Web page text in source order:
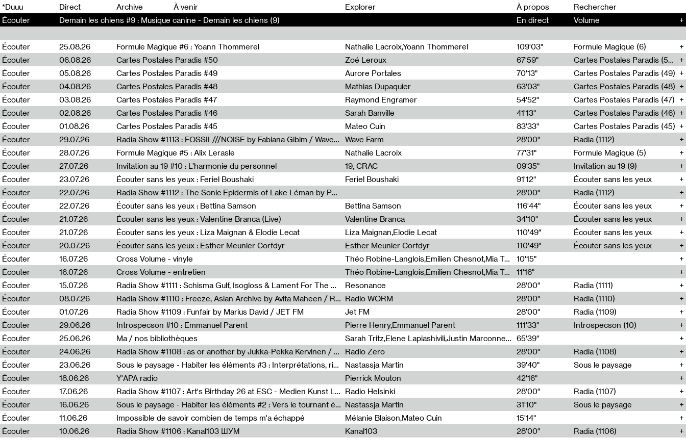
*Duuu Direct Archive À venir Explorer
À propos
Écouter
Demain les chiens #9 : Musique canine - Demain les chiens (9) En direct Volume +
Écouter 25.08.26 Formule Magique #6 : Yoann Thommerel Nathalie Lacroix,Yoann Thommerel 109'03"
Formule Magique (6)
Écouter
06.08.26 Cartes Postales Paradis #50 Zoé Leroux 67'59"
Cartes Postales Paradis (50)
Écouter
05.08.26 Cartes Postales Paradis #49 Aurore Portales 70'13"
Cartes Postales Paradis (49)
Écouter
04.08.26 Cartes Postales Paradis #48 Mathias Dupaquier 63'03"
Cartes Postales Paradis (48)
Écouter
03.08.26 Cartes Postales Paradis #47 Raymond Engramer 54'52"
Cartes Postales Paradis (47)
Écouter
02.08.26 Cartes Postales Paradis #46 Sarah Banville 41'13"
Cartes Postales Paradis (46)
Écouter
01.08.26 Cartes Postales Paradis #45 Mateo Cuin 83'33"
Cartes Postales Paradis (45)
Écouter
29.07.26 Radia Show #1113 : FOSSIL///NOISE by Fabiana Gibim / Wave Farm Wave Farm 28'00"
Radia (1112)
Écouter
28.07.26 Formule Magique #5 : Alix Lerasle Nathalie Lacroix 77'31"
Formule Magique (5)
Écouter
27.07.26 Invitation au 19 #10 : L’harmonie du personnel 19, CRAC 09'35"
Invitation au 19 (9)
Écouter
23.07.26 Écouter sans les yeux : Feriel Boushaki Feriel Boushaki 91'12"
Écouter sans les yeux
Écouter
22.07.26 Radia Show #1112 : The Sonic Epidermis of Lake Léman by Paul Courlet / Guest Slot 28'00"
Radia (1112)
Écouter
22.07.26 Écouter sans les yeux : Bettina Samson Bettina Samson 116'44"
Écouter sans les yeux
Écouter
21.07.26 Écouter sans les yeux : Valentine Branca (Live) Valentine Branca 34'10"
Écouter sans les yeux
Écouter
21.07.26 Écouter sans les yeux : Liza Maignan & Elodie Lecat Liza Maignan,Elodie Lecat 110'49"
Écouter sans les yeux
Écouter
20.07.26 Écouter sans les yeux : Esther Meunier Corfdyr Esther Meunier Corfdyr 110'49"
Écouter sans les yeux
Écouter
16.07.26 Cross Volume - vinyle Théo Robine-Langlois,Emilien Chesnot,Mia Trabalon
10'15"
Écouter
16.07.26 Cross Volume - entretien Théo Robine-Langlois,Emilien Chesnot,Mia Trabalon
11'16"
Écouter
15.07.26 Radia Show #1111 : Schisma Gulf, Isogloss & Lament For The Old Clock By Harvey Young / Resonance Resonance 28'00"
Radia (1111)
Écouter
08.07.26 Radia Show #1110 : Freeze, Asian Archive by Avita Maheen / Radio Worm Radio WORM 28'00"
Radia (1110)
Écouter
01.07.26 Radia Show #1109 : Funfair by Marius David / JET FM Jet FM 28'00"
Radia (1109)
Écouter
29.06.26 Introspecson #10 : Emmanuel Parent Pierre Henry,Emmanuel Parent 111'33"
Introspecson (10)
Écouter
25.06.26 Ma / nos bibliothèques Sarah Tritz,Elene Lapiashivili,Justin Marconnet,Mateo Cuche,Esther Lechevalier,Suzie Lecroart,Romance Castelet
65'39"
Écouter
24.06.26 Radia Show #1108 : as or another by Jukka-Pekka Kervinen / Rádio Zero Radio Zero 28'00"
Radia (1108)
Écouter
23.06.26 Sous le paysage - Habiter les éléments #3 : Interprétations, rituels et symboliques des éléments Nastassja Martin 39'40"
Sous le paysage
Écouter
18.06.26 Y'APA radio Pierrick Mouton
42'16"
Écouter
17.06.26 Radia Show #1107 : Art's Birthday 26 at ESC - Medien Kunst Labor Radio Helsinki 28'00"
Radia (1107)
Écouter
16.06.26 Sous le paysage - Habiter les éléments #2 : Vers le tournant élémentaire Nastassja Martin 31'10"
Sous le paysage
Écouter
11.06.26 Impossible de savoir combien de temps m'a échappé Mélanie Blaison,Mateo Cuin
15'14"
Écouter
10.06.26 Radia Show #1106 : Kanal103 ШУМ Kanal103 28'00"
Radia (1106)
00 00
00 00